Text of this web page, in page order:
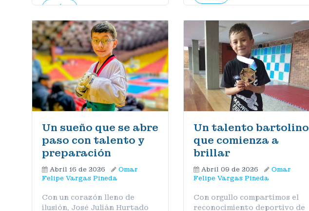
MÁS
Un sueño que se abre
paso con talento y
preparación
Abril 16 de 2026
Omar
Felipe Vargas Pineda
Con un corazón lleno de
ilusión, José Julián Hurtado
Un talento bartolino
que comienza a
brillar
Abril 09 de 2026
Omar
Felipe Vargas Pineda
Con orgullo compartimos el
reconocimiento deportivo de